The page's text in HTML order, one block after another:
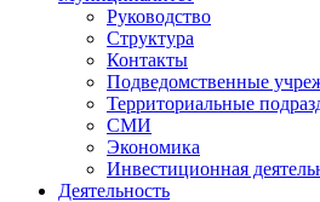
Руководство
Структура
Контакты
Подведомственные
Территориальные
СМИ
Экономика
Инвестиционная
Деятельность